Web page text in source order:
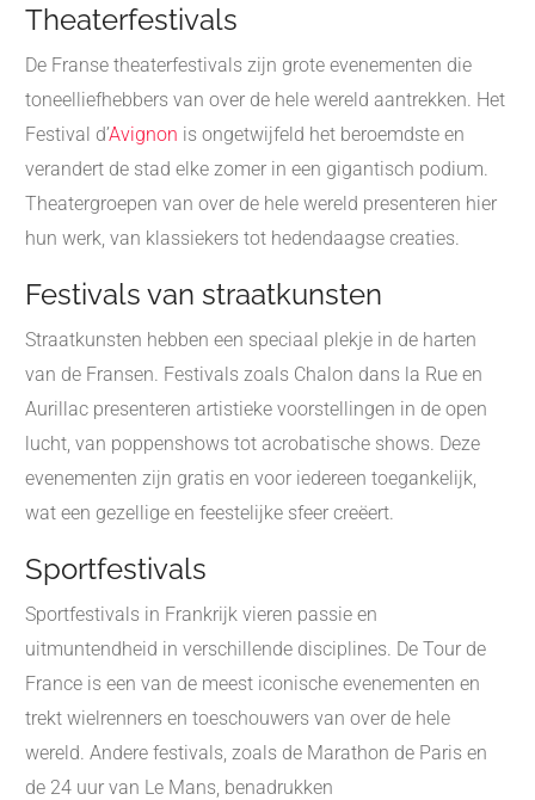
Theaterfestivals
De Franse theaterfestivals zijn grote evenementen die
toneelliefhebbers van over de hele wereld aantrekken. Het
Festival d’Avignon is ongetwijfeld het beroemdste en
verandert de stad elke zomer in een gigantisch podium.
Theatergroepen van over de hele wereld presenteren hier
hun werk, van klassiekers tot hedendaagse creaties.
Festivals van straatkunsten
Straatkunsten hebben een speciaal plekje in de harten
van de Fransen. Festivals zoals Chalon dans la Rue en
Aurillac presenteren artistieke voorstellingen in de open
lucht, van poppenshows tot acrobatische shows. Deze
evenementen zijn gratis en voor iedereen toegankelijk,
wat een gezellige en feestelijke sfeer creëert.
Sportfestivals
Sportfestivals in Frankrijk vieren passie en
uitmuntendheid in verschillende disciplines. De Tour de
France is een van de meest iconische evenementen en
trekt wielrenners en toeschouwers van over de hele
wereld. Andere festivals, zoals de Marathon de Paris en
de 24 uur van Le Mans, benadrukken